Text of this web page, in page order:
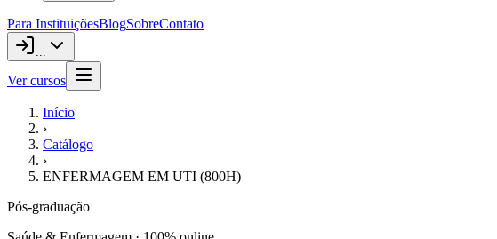
Para InstituiçõesBlogSobreContato
...
Ver cursos
Início
›
Catálogo
›
ENFERMAGEM EM UTI (800H)
Pós-graduação